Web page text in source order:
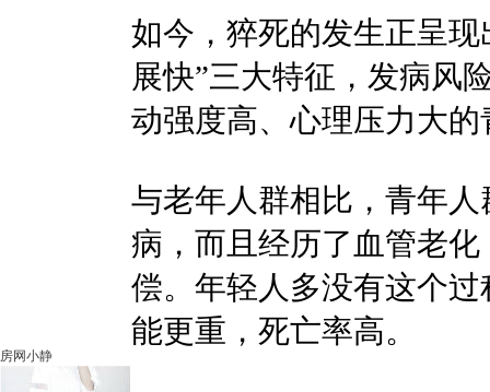
房网小静
如今，猝死的发生正呈
展快”三大特征，发病风
动强度高、心理压力大
与老年人群相比，青年
病，而且经历了血管老
偿。年轻人多没有这个
能更重，死亡率高。